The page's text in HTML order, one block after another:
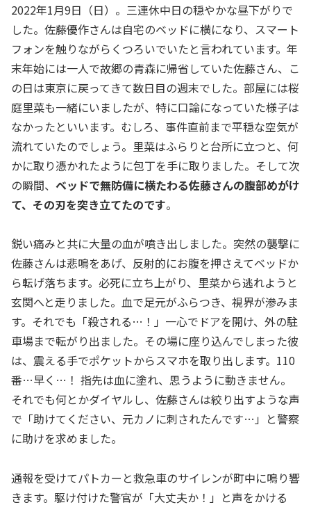
2022年1月9日（日）。三連休中日の穏やかな昼下がりで
した。佐藤優作さんは自宅のベッドに横になり、スマート
フォンを触りながらくつろいでいたと言われています。年
末年始には一人で故郷の青森に帰省していた佐藤さん、こ
の日は東京に戻ってきて数日目の週末でした。部屋には桜
庭里菜も一緒にいましたが、特に口論になっていた様子は
なかったといいます。むしろ、事件直前まで平穏な空気が
流れていたのでしょう。里菜はふらりと台所に立つと、何
かに取り憑かれたように包丁を手に取りました。そして次
の瞬間、 ベッドで無防備に横たわる佐藤さんの腹部めがけ
て、その刃を突き立てたのです。
鋭い痛みと共に大量の血が噴き出しました。突然の襲撃に
佐藤さんは悲鳴をあげ、反射的にお腹を押さえてベッドか
ら転げ落ちます。必死に立ち上がり、里菜から逃れようと
玄関へと走りました。血で足元がふらつき、視界が滲みま
す。それでも「殺される…！」一心でドアを開け、外の駐
車場まで転がり出ました。その場に座り込んでしまった彼
は、震える手でポケットからスマホを取り出します。110
番…早く…！ 指先は血に塗れ、思うように動きません。
それでも何とかダイヤルし、佐藤さんは絞り出すような声
で「助けてください、元カノに刺されたんです…」と警察
に助けを求めました。
通報を受けてパトカーと救急車のサイレンが町中に鳴り響
きます。駆け付けた警官が「大丈夫か！」と声をかける